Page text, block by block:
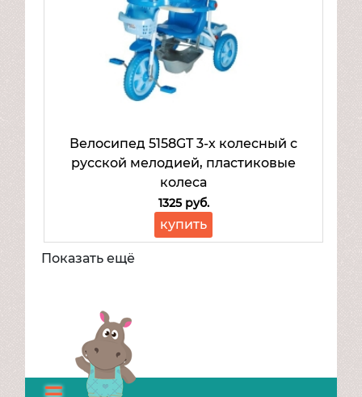
Велосипед 5158GT 3-х колесный с
русской мелодией, пластиковые
колеса
1325 руб.
купить
Показать ещё